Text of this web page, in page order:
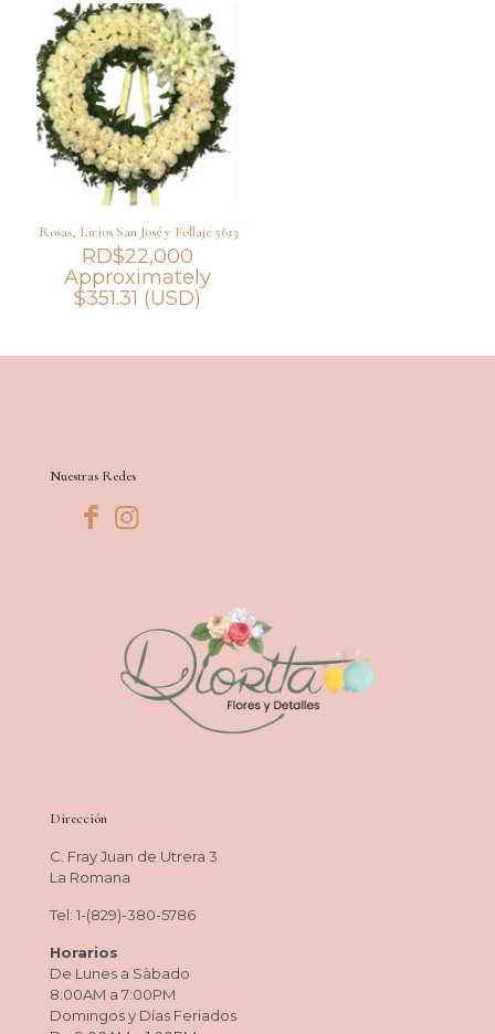
Rosas, Lirios San José y Follaje 5613
RD$22,000
Approximately
$351.31 (USD)
Nuestras Redes
Dirección
C. Fray Juan de Utrera 3
La Romana
Tel: 1-(829)-380-5786
Horarios
De Lunes a Sàbado
8:00AM a 7:00PM
Domingos y Días Feriados